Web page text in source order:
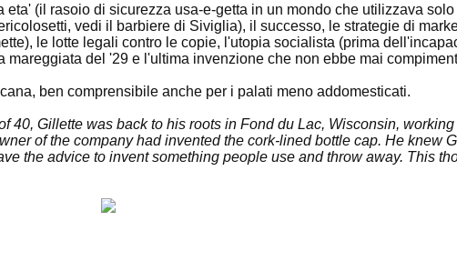
(il rasoio di sicurezza usa-e-getta in un mondo che utilizzava solo
vedi il barbiere di Siviglia), il successo, le strategie di
le lotte legali contro le copie, l'utopia socialista (prima
del '29 e l'ultima invenzione che non ebbe mai
ben comprensibile anche per i palati meno addomesticati.
40, Gillette was back to his roots in Fond du Lac, Wisconsin, working
of the company had invented the cork-lined bottle cap. He knew
the advice to invent something people use and throw away. This